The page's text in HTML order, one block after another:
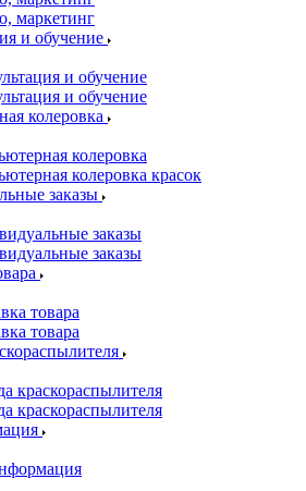
маркетинг
и обучение
и обучение
и обучение
колеровка
колеровка
колеровка красок
заказы
заказы
заказы
товара
товара
краскораспылителя
краскораспылителя